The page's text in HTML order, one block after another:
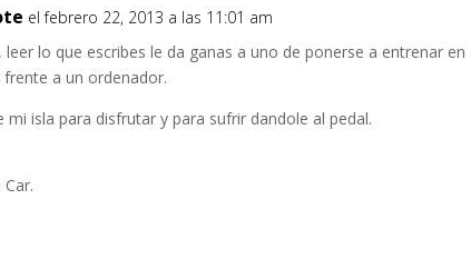
el febrero 22, 2013 a las 11:01 am
lo que escribes le da ganas a uno de ponerse a entrenar en
a un ordenador.
mi isla para disfrutar y para sufrir dandole al pedal.